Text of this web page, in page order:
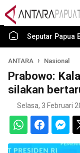
Seputar Papua
ANTARA Nasional
Prabowo:
silakan
Selasa, 3 Februari